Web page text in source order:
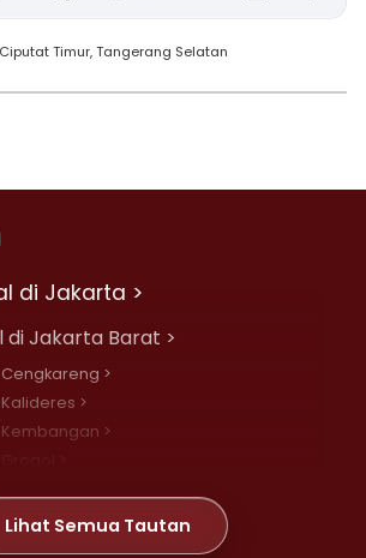
Timur, Tangerang Selatan
di Jakarta >
di Jakarta Barat >
>
>
>
>
>
Lihat Semua Tautan